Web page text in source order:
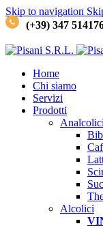
Skip to navigation
(+39) 347
Home
Chi siamo
Servizi
Prodotti
Analcolici
Alcolici